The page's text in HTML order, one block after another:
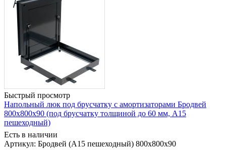
Быстрый просмотр
Напольный люк под брусчатку с амортизаторами Бродвей
800х800х90 (под брусчатку толщиной до 60 мм, А15
пешеходный)
Есть в наличии
Артикул: Бродвей (А15 пешеходный) 800х800х90